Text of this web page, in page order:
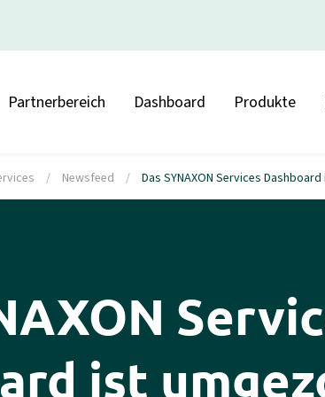
Partnerbereich Dashboard Produkte
/ Newsfeed / Das SYNAXON Services
ist